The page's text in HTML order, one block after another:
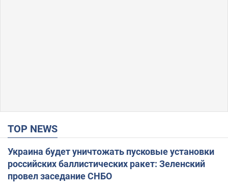
TOP NEWS
Украина будет уничтожать пусковые установки
российских баллистических ракет: Зеленский
провел заседание СНБО